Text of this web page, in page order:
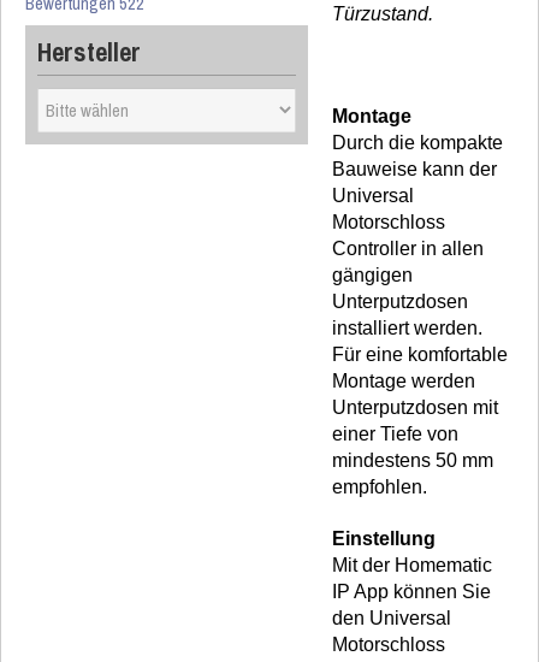
Hersteller
Türzustand.
Montage
Durch die kompakte
Bauweise kann der
Universal
Motorschloss
Controller in allen
gängigen
Unterputzdosen
installiert werden.
Für eine komfortable
Montage werden
Unterputzdosen mit
einer Tiefe von
mindestens 50 mm
empfohlen.
Einstellung
Mit der Homematic
IP App können Sie
den Universal
Motorschloss